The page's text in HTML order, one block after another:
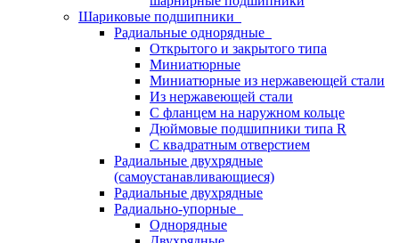
Шариковые подшипники
Радиальные однорядные
Открытого и закрытого типа
Миниатюрные
Миниатюрные из нержавеющей стали
Из нержавеющей стали
С фланцем на наружном кольце
Дюймовые подшипники типа R
С квадратным отверстием
Радиальные двухрядные
(самоустанавливающиеся)
Радиальные двухрядные
Радиально-упорные
Однорядные